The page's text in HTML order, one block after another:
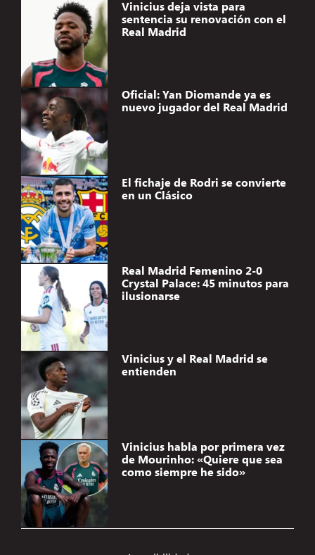
Gestionar el consentimiento de
Vinicius deja vista para
sentencia su renovación con el
Real Madrid
Oficial: Yan Diomande ya es
nuevo jugador del Real Madrid
El fichaje de Rodri se convierte
en un Clásico
Real Madrid Femenino 2-0
Crystal Palace: 45 minutos para
ilusionarse
Vinicius y el Real Madrid se
entienden
Vinicius habla por primera vez
de Mourinho: «Quiere que sea
como siempre he sido»